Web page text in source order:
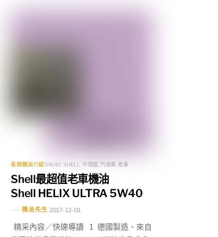
各款機油介紹 5W40 SHELL 平價藍, 汽油車 老車
Shell最超值老車機油
Shell HELIX ULTRA 5W40
機油先生 2017-12-01
精采內容／快速導讀 1 德國製造、來自